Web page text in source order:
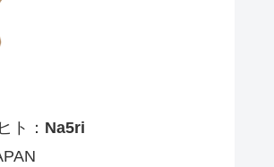
ト： Na5ri